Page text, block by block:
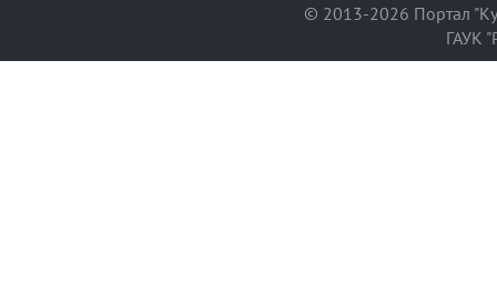
© 2013-2026 Портал
ГАУК